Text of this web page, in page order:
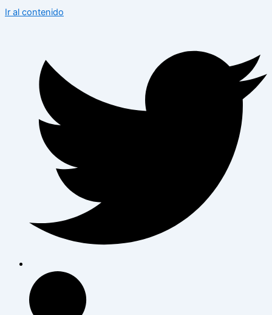
Ir al contenido